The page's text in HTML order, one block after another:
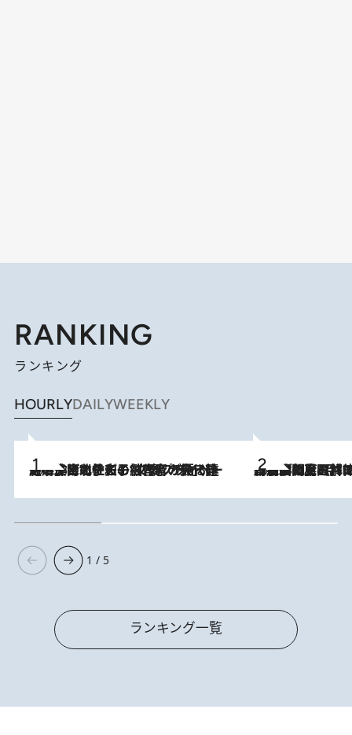
RANKING
ランキング
HOURLYDAILYWEEKLY
2026.8.3
《「文士の子ども被害者の会」発足！》阿川佐和子（72）が語る遠藤周作に北杜夫、劇作家・矢代静一の子どもたちの“文豪プライベート事件簿” 2026.8.8
「最後に見られてよかった」上野動物園の東園パンダ舎が解体前に特別公開。8月16日まで延長されたパネル展と共に辿る“半世紀”のパンダ飼育《解体工事の図面あり》
1 / 5
ランキング一覧